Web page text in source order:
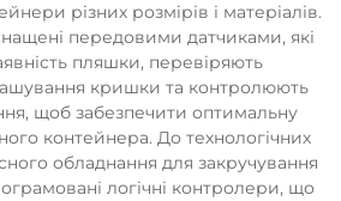
різних розмірів і матеріалів.
передовими датчиками, які
пляшки, перевіряють
кришки та контролюють
щоб забезпечити оптимальну
контейнера. До технологічних
обладнання для закручування
логічні контролери, що